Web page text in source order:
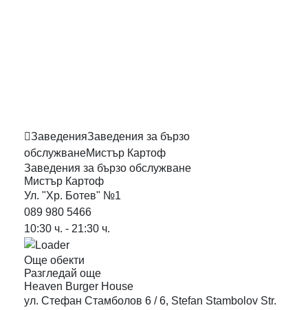
ЗаведенияЗаведения за бързо
обслужванеМистър Картоф
Заведения за бързо обслужване
Мистър Картоф
Ул. "Хр. Ботев" №1
089 980 5466
10:30 ч. - 21:30 ч.
Още обекти
Разгледай още
Heaven Burger House
ул. Стефан Стамболов 6 / 6, Stefan Stambolov Str.